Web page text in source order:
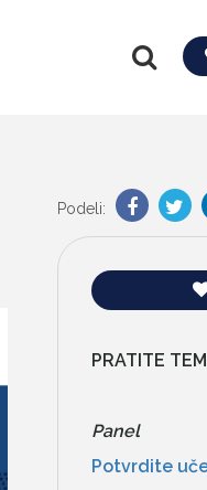
Podeli:
PRATITE
Panel
Potvrdite